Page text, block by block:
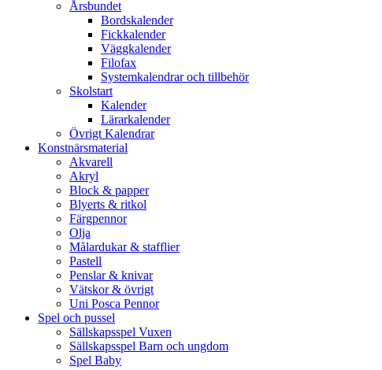
Årsbundet
Bordskalender
Fickkalender
Väggkalender
Filofax
Systemkalendrar och tillbehör
Skolstart
Kalender
Lärarkalender
Övrigt Kalendrar
Konstnärsmaterial
Akvarell
Akryl
Block & papper
Blyerts & ritkol
Färgpennor
Olja
Målardukar & stafflier
Pastell
Penslar & knivar
Vätskor & övrigt
Uni Posca Pennor
Spel och pussel
Sällskapsspel Vuxen
Sällskapsspel Barn och ungdom
Spel Baby